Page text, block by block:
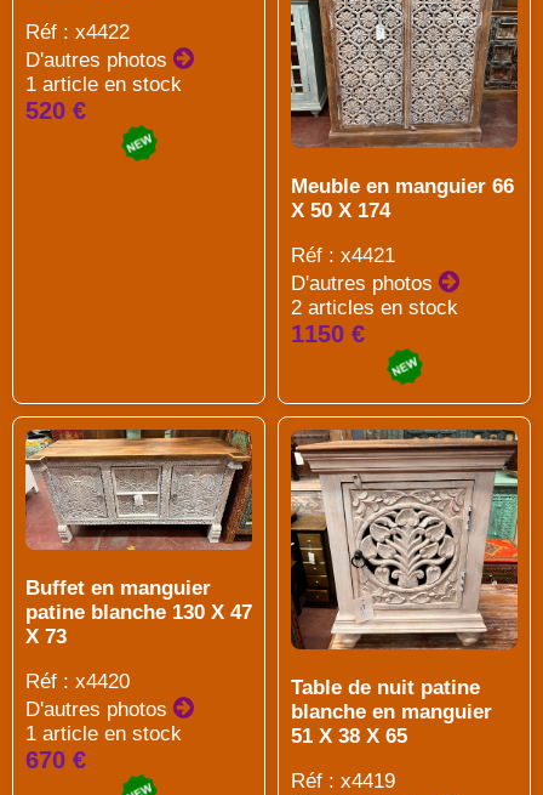
Réf : x4422
D'autres photos
1 article en stock
520 €
Meuble en manguier 66
X 50 X 174
Réf : x4421
D'autres photos
2 articles en stock
1150 €
Buffet en manguier
patine blanche 130 X 47
X 73
Réf : x4420
D'autres photos
1 article en stock
670 €
Table de nuit patine
blanche en manguier
51 X 38 X 65
Réf : x4419